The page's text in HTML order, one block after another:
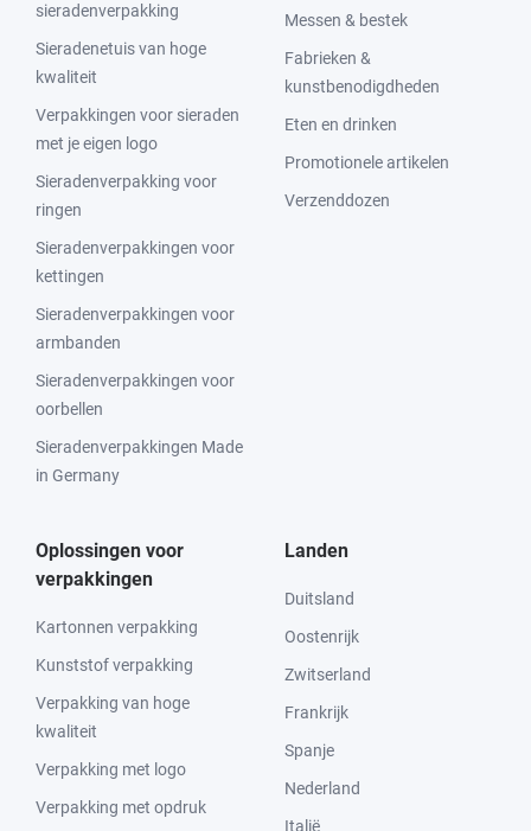
sieradenverpakking
Sieradenetuis van hoge
kwaliteit
Verpakkingen voor sieraden
met je eigen logo
Sieradenverpakking voor
ringen
Sieradenverpakkingen voor
kettingen
Sieradenverpakkingen voor
armbanden
Sieradenverpakkingen voor
oorbellen
Sieradenverpakkingen Made
in Germany
Messen & bestek
Fabrieken &
kunstbenodigdheden
Eten en drinken
Promotionele artikelen
Verzenddozen
Oplossingen voor
verpakkingen
Kartonnen verpakking
Kunststof verpakking
Verpakking van hoge
kwaliteit
Verpakking met logo
Verpakking met opdruk
Landen
Duitsland
Oostenrijk
Zwitserland
Frankrijk
Spanje
Nederland
Italië